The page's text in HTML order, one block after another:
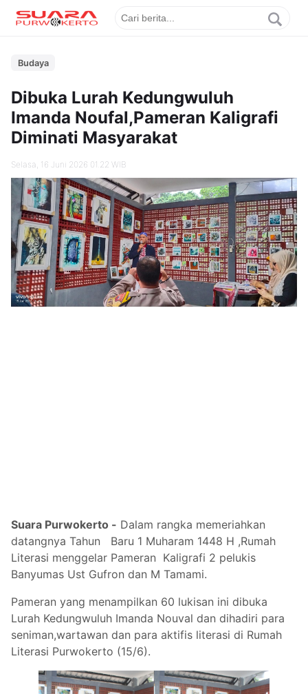
Budaya
Dibuka Lurah Kedungwuluh
Imanda Noufal,Pameran Kaligrafi
Diminati Masyarakat
Selasa, 16 Juni 2026 01.22 WIB
Suara Purwokerto - Dalam rangka memeriahkan
datangnya Tahun Baru 1 Muharam 1448 H ,Rumah
Literasi menggelar Pameran Kaligrafi 2 pelukis
Banyumas Ust Gufron dan M Tamami.
Pameran yang menampilkan 60 lukisan ini dibuka
Lurah Kedungwuluh Imanda Nouval dan dihadiri para
seniman,wartawan dan para aktifis literasi di Rumah
Literasi Purwokerto (15/6).